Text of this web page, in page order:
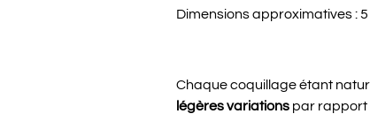
Dimensions approximatives : 5
Chaque coquillage étant
légères variations par rapport